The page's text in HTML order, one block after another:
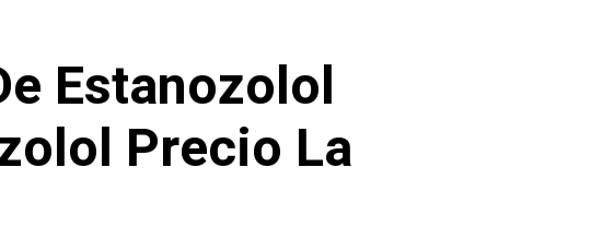
Estanozolol
Precio La